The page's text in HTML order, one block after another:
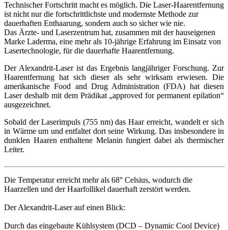
Technischer Fortschritt macht es möglich. Die Laser-Haarentfernung
ist nicht nur die fortschrittlichste und modernste Methode zur
dauerhaften Enthaarung, sondern auch so sicher wie nie.
Das Ärzte- und Laserzentrum hat, zusammen mit der hauseigenen
Marke Laderma, eine mehr als 10-jährige Erfahrung im Einsatz von
Lasertechnologie, für die dauerhafte Haarentfernung.
Der Alexandrit-Laser ist das Ergebnis langjähriger Forschung. Zur
Haarentfernung hat sich dieser als sehr wirksam erwiesen. Die
amerikanische Food and Drug Administration (FDA) hat diesen
Laser deshalb mit dem Prädikat „approved for permanent epilation“
ausgezeichnet.
Sobald der Laserimpuls (755 nm) das Haar erreicht, wandelt er sich
in Wärme um und entfaltet dort seine Wirkung. Das insbesondere in
dunklen Haaren enthaltene Melanin fungiert dabei als thermischer
Leiter.
Die Temperatur erreicht mehr als 68° Celsius, wodurch die
Haarzellen und der Haarfollikel dauerhaft zerstört werden.
Der Alexandrit-Laser auf einen Blick:
Durch das eingebaute Kühlsystem (DCD – Dynamic Cool Device)